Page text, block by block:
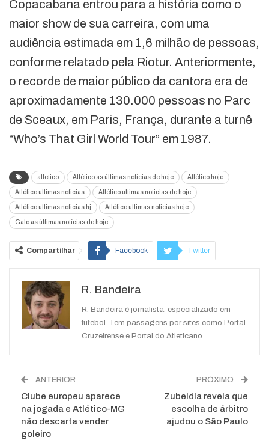
Copacabana entrou para a história como o
maior show de sua carreira, com uma
audiência estimada em 1,6 milhão de pessoas,
conforme relatado pela Riotur. Anteriormente,
o recorde de maior público da cantora era de
aproximadamente 130.000 pessoas no Parc
de Sceaux, em Paris, França, durante a turnê
“Who’s That Girl World Tour” em 1987.
atletico Atlético as últimas notícias de hoje Atlético hoje
Atlético ultimas noticias Atlético ultimas noticias de hoje
Atlético ultimas noticias hj Atlético ultimas noticias hoje
Galo as últimas notícias de hoje
Compartilhar Facebook Twitter
WhatsApp
R. Bandeira
R. Bandeira é jornalista, especializado em
futebol. Tem passagens por sites como Portal
Cruzeirense e Portal do Atleticano.
ANTERIOR
Clube europeu aparece
na jogada e Atlético-MG
não descarta vender
goleiro
PRÓXIMO
Zubeldía revela que
escolha de árbitro
ajudou o São Paulo